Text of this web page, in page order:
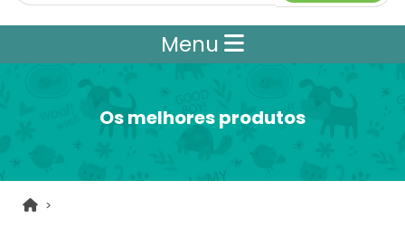
Menu
Os melhores produtos